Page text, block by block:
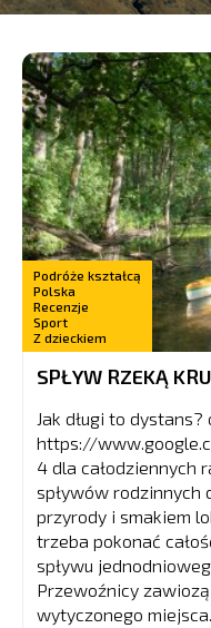
Podróże kształcą
Polska
Recenzje
Sport
Z dzieckiem
SPŁYW RZEKĄ
Jak długi to dystans?
https://
4 dla całodziennych
spływów rodzinnych
przyrody i smakiem
trzeba pokonać
spływu
Przewoźnicy
wytyczonego